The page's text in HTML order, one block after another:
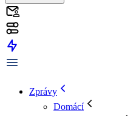
Zprávy
Domácí